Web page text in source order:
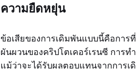
ความยืดหยุ่น
ข้อเสียของการเดิมพันแบบนี้คือการ
ผันผวนของคริปโตเคอร์เรนซี การ
แม้ว่าจะได้รับผลตอบแทนจากการ